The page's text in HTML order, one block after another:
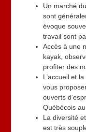
Un marché
sont
évoque
travail sont
Accès à une
kayak,
profiter des
L’accueil et
vous
ouverts
Québécois
La diversité
est très